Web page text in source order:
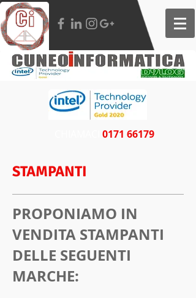
0171 66179
STAMPANTI
PROPONIAMO IN
VENDITA STAMPANTI
DELLE SEGUENTI
MARCHE: